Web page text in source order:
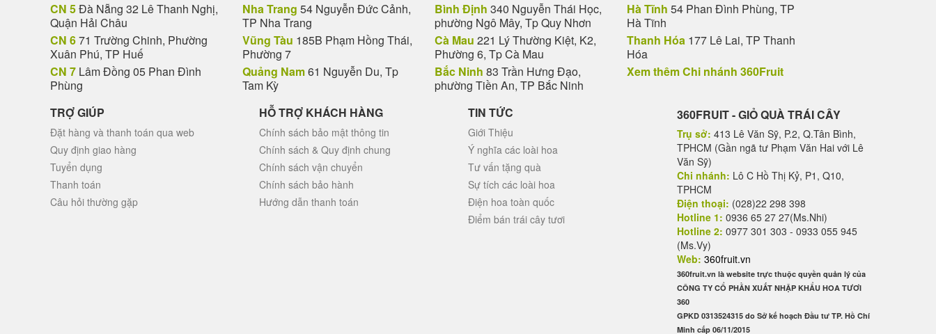
CN 5Đà Nẵng 32 Lê Thanh Nghị,
Quận Hải Châu
CN 671 Trường Chinh, Phường
Xuân Phú, TP Huế
CN 7 Lâm Đồng 05 Phan Đình
Phùng
Nha Trang 54 Nguyễn Đức Cảnh,
TP Nha Trang
Vũng Tàu 185B Phạm Hồng Thái,
Phường 7
Quảng Nam61 Nguyễn Du, Tp
Tam Kỳ
Bình Định 340 Nguyễn Thái Học,
phường Ngô Mây, Tp Quy Nhơn
Cà Mau 221 Lý Thường Kiệt, K2,
Phường 6, Tp Cà Mau
Bắc Ninh 83 Trần Hưng Đạo,
phường Tiền An, TP Bắc Ninh
Hà Tĩnh 54 Phan Đình Phùng, TP
Hà Tĩnh
Thanh Hóa 177 Lê Lai, TP Thanh
Hóa
Xem thêm Chi nhánh 360Fruit
TRỢ GIÚP
Đặt hàng và thanh toán qua web
Quy định giao hàng
Tuyển dụng
Thanh toán
Câu hỏi thường gặp
HỖ TRỢ KHÁCH HÀNG
Chính sách bảo mật thông tin
Chính sách & Quy định chung
Chính sách vận chuyển
Chính sách bảo hành
Hướng dẫn thanh toán
TIN TỨC
Giới Thiệu
Ý nghĩa các loài hoa
Tư vấn tặng quà
Sự tích các loài hoa
Điện hoa toàn quốc
Điểm bán trái cây tươi
360FRUIT - GIỎ QUÀ TRÁI CÂY
Trụ sở: 413 Lê Văn Sỹ, P.2, Q.Tân Bình,
TPHCM (Gần ngã tư Phạm Văn Hai với Lê
Văn Sỹ)
Chi nhánh: Lô C Hồ Thị Kỷ, P1, Q10,
TPHCM
Điện thoại: (028)22 298 398
Hotline 1: 0936 65 27 27(Ms.Nhi)
Hotline 2: 0977 301 303 - 0933 055 945
(Ms.Vy)
Web: 360fruit.vn
360fruit.vn là website trực thuộc quyền quản lý của
CÔNG TY CỔ PHẦN XUẤT NHẬP KHẨU HOA TƯƠI
360
GPKD 0313524315 do Sở kế hoạch Đầu tư TP. Hồ Chí
Minh cấp 06/11/2015